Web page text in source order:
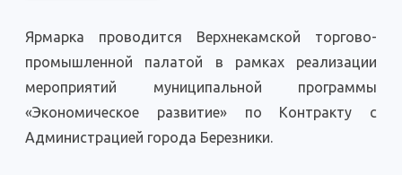
Усольской
ярмарке.
Ярмарка проводится Верхнекамской торгово-
промышленной палатой в рамках реализации
мероприятий муниципальной программы
«Экономическое развитие» по Контракту с
Администрацией города Березники.